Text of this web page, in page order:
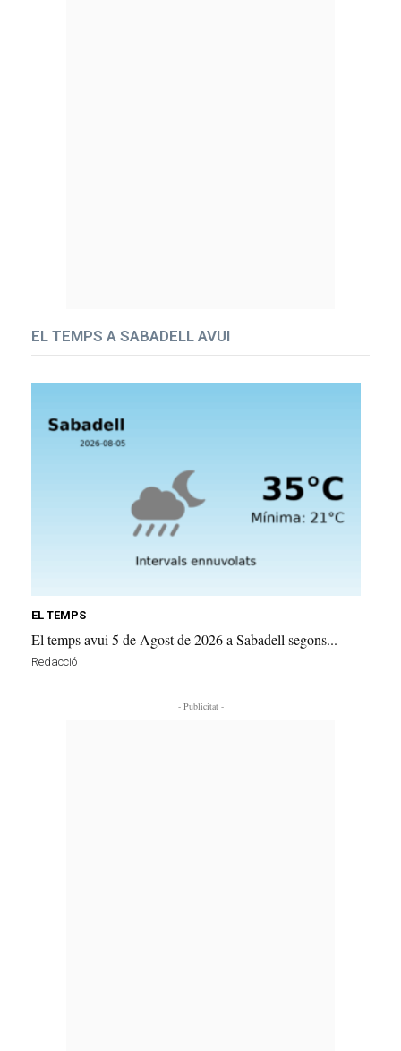
EL TEMPS A SABADELL AVUI
EL TEMPS
El temps avui 5 de Agost de 2026 a Sabadell segons...
Redacció
- Publicitat -